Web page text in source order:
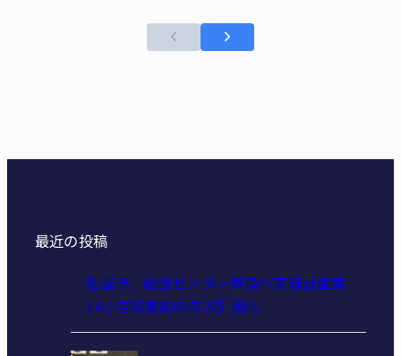
最近の投稿
名張市、給食センター整備へ実施計画案
14小学校集約の年次計画も